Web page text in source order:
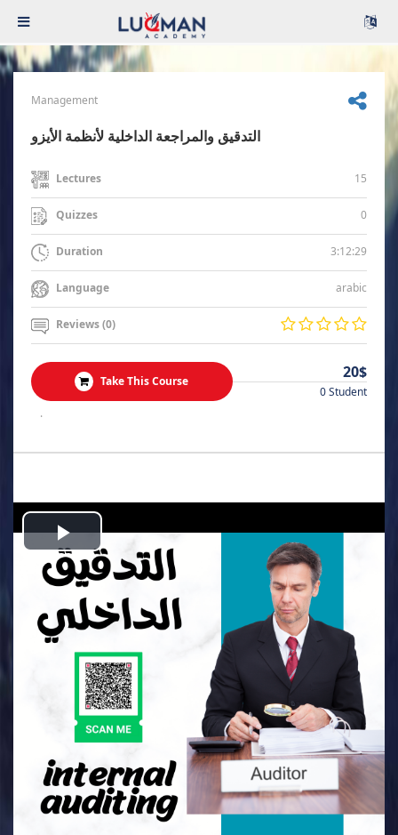
Management
التدقيق والمراجعة الداخلية لأنظمة الأيزو
Lectures 15
Quizzes 0
Duration 3:12:29
Language arabic
Reviews (0)
Take This Course 20$
0 Student
.
Play
Video